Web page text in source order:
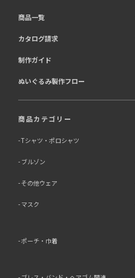
商品一覧
カタログ請求
制作ガイド
ぬいぐるみ製作フロー
商品カテゴリー
Tシャツ・ポロシャツ
ブルゾン
その他ウェア
マスク
ポーチ・巾着